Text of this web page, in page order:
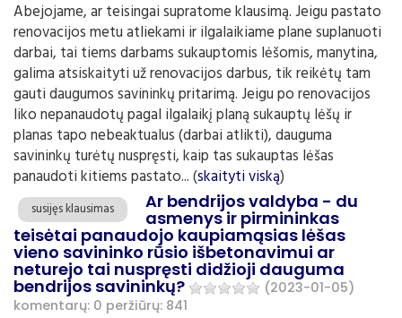
Abejojame, ar teisingai supratome klausimą. Jeigu pastato
renovacijos metu atliekami ir ilgalaikiame plane suplanuoti
darbai, tai tiems darbams sukauptomis lėšomis, manytina,
galima atsiskaityti už renovacijos darbus, tik reikėtų tam
gauti daugumos savininkų pritarimą. Jeigu po renovacijos
liko nepanaudotų pagal ilgalaikį planą sukauptų lėšų ir
planas tapo nebeaktualus (darbai atlikti), dauguma
savininkų turėtų nuspręsti, kaip tas sukauptas lėšas
panaudoti kitiems pastato... (skaityti viską)
susijęs klausimas Ar bendrijos valdyba - du
asmenys ir pirmininkas
teisėtai panaudojo kaupiamąsias lėšas
vieno savininko rūsio išbetonavimui ar
neturejo tai nuspręsti didžioji dauguma
bendrijos savininkų?
(2023-01-05)
komentarų: 0 peržiūrų: 841